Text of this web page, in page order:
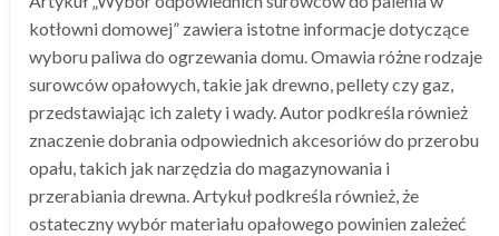
kotłowni domowej” zawiera istotne informacje dotyczące
wyboru paliwa do ogrzewania domu. Omawia różne rodzaje
surowców opałowych, takie jak drewno, pellety czy gaz,
przedstawiając ich zalety i wady. Autor podkreśla również
znaczenie dobrania odpowiednich akcesoriów do przerobu
opału, takich jak narzędzia do magazynowania i
przerabiania drewna. Artykuł podkreśla również, że
ostateczny wybór materiału opałowego powinien zależeć